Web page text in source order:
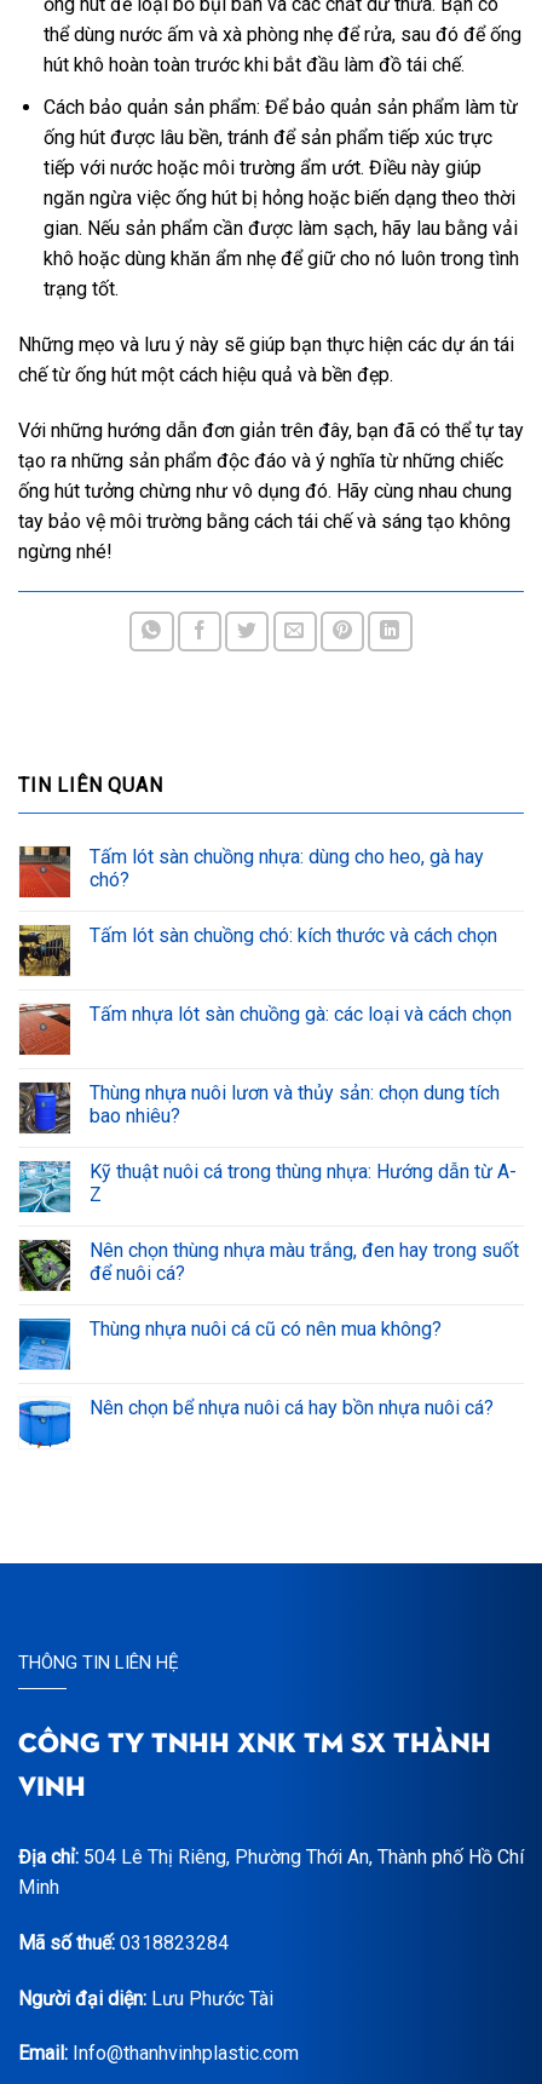
ống hút để loại bỏ bụi bẩn và các chất dư thừa. Bạn có
thể dùng nước ấm và xà phòng nhẹ để rửa, sau đó để ống
hút khô hoàn toàn trước khi bắt đầu làm đồ tái chế.
Cách bảo quản sản phẩm: Để bảo quản sản phẩm làm từ
ống hút được lâu bền, tránh để sản phẩm tiếp xúc trực
tiếp với nước hoặc môi trường ẩm ướt. Điều này giúp
ngăn ngừa việc ống hút bị hỏng hoặc biến dạng theo thời
gian. Nếu sản phẩm cần được làm sạch, hãy lau bằng vải
khô hoặc dùng khăn ẩm nhẹ để giữ cho nó luôn trong tình
trạng tốt.
Những mẹo và lưu ý này sẽ giúp bạn thực hiện các dự án tái
chế từ ống hút một cách hiệu quả và bền đẹp.
Với những hướng dẫn đơn giản trên đây, bạn đã có thể tự tay
tạo ra những sản phẩm độc đáo và ý nghĩa từ những chiếc
ống hút tưởng chừng như vô dụng đó. Hãy cùng nhau chung
tay bảo vệ môi trường bằng cách tái chế và sáng tạo không
ngừng nhé!
TIN LIÊN QUAN
Tấm lót sàn chuồng nhựa: dùng cho heo, gà hay
chó?
Tấm lót sàn chuồng chó: kích thước và cách chọn
Tấm nhựa lót sàn chuồng gà: các loại và cách chọn
Thùng nhựa nuôi lươn và thủy sản: chọn dung tích
bao nhiêu?
Kỹ thuật nuôi cá trong thùng nhựa: Hướng dẫn từ A-
Z
Nên chọn thùng nhựa màu trắng, đen hay trong suốt
để nuôi cá?
Thùng nhựa nuôi cá cũ có nên mua không?
Nên chọn bể nhựa nuôi cá hay bồn nhựa nuôi cá?
THÔNG TIN LIÊN HỆ
CÔNG TY TNHH XNK TM SX THÀNH
VINH
Địa chỉ: 504 Lê Thị Riêng, Phường Thới An, Thành phố Hồ Chí
Minh
Mã số thuế: 0318823284
Người đại diện: Lưu Phước Tài
Email: Info@thanhvinhplastic.com